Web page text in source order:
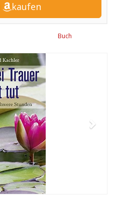
kaufen
Buch